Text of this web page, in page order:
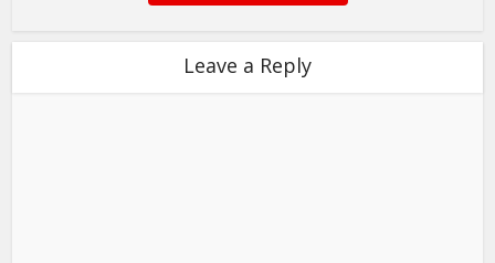
Leave a Reply